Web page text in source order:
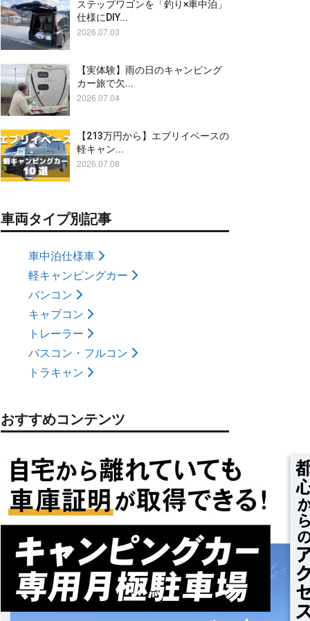
ステップワゴンを「釣り×車中泊」
仕様にDIY...
2026.07.03
【実体験】雨の日のキャンピング
カー旅で欠...
2026.07.04
【213万円から】エブリイベースの
軽キャン...
2026.07.08
車両タイプ別記事
車中泊仕様車
軽キャンピングカー
バンコン
キャブコン
トレーラー
バスコン・フルコン
トラキャン
おすすめコンテンツ